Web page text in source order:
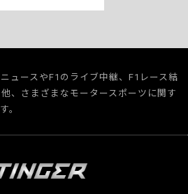
ュースやF1のライブ中継、F1レース結
、さまざまなモータースポーツに関す
。